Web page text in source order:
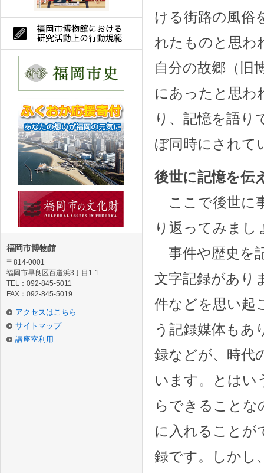
ける街路の風俗
れたものと思わ
自分の故郷（旧
にあったと思わ
り、記憶を語り
ぼ同時にされて
後世に記憶を伝
ここで後世に
り返ってみまし
事件や歴史を
文字記録があり
件などを思い起
う記録媒体もあ
録などが、時代
います。とはい
らできることな
に入れることが
録です。しかし
福岡市博物館
〒814-0001
福岡市早良区百道浜3丁目1-1
TEL：092-845-5011
FAX：092-845-5019
アクセスはこちら
サイトマップ
講座室利用